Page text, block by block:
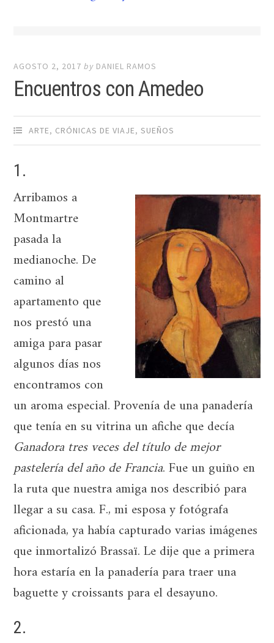
AGOSTO 2, 2017 by DANIEL RAMOS
Encuentros con Amedeo
ARTE, CRÓNICAS DE VIAJE,SUEÑOS
1.
Arribamos a
Montmartre
pasada la
medianoche. De
camino al
apartamento que
nos prestó una
amiga para pasar
algunos días nos
encontramos con
un aroma especial. Provenía de una panadería
que tenía en su vitrina un afiche que decía
Ganadora tres veces del título de mejor
pastelería del año de Francia. Fue un guiño en
la ruta que nuestra amiga nos describió para
llegar a su casa. F., mi esposa y fotógrafa
aficionada, ya había capturado varias imágenes
que inmortalizó Brassaï. Le dije que a primera
hora estaría en la panadería para traer una
baguette y croissants para el desayuno.
2.